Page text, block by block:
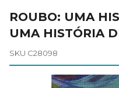
ROUBO: UMA
UMA HISTÓRIA
SKU C28098